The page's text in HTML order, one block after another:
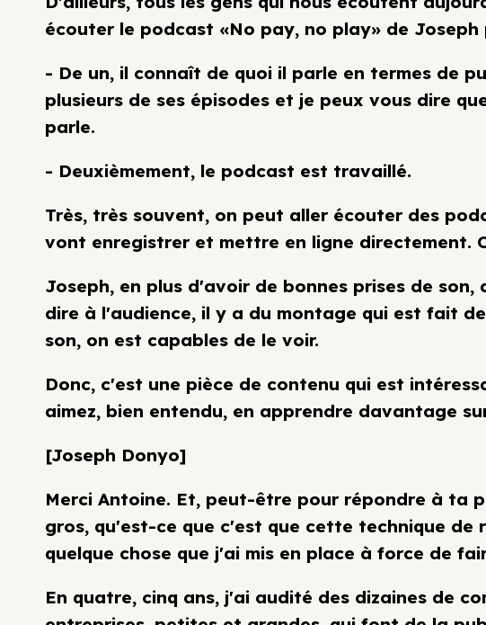
écouter le podcast «No pay, no play» de Joseph
- De un, il connaît de quoi il parle en termes de
plusieurs de ses épisodes et je peux vous dire
parle.
- Deuxièmement, le podcast est travaillé.
Très, très souvent, on peut aller écouter des
vont enregistrer et mettre en ligne directement.
Joseph, en plus d'avoir de bonnes prises de
dire à l'audience, il y a du montage qui est fait
son, on est capables de le voir.
Donc, c'est une pièce de contenu qui est
aimez, bien entendu, en apprendre davantage
[Joseph Donyo]
Merci Antoine. Et, peut-être pour répondre à ta
gros, qu'est-ce que c'est que cette technique de
quelque chose que j'ai mis en place à force de
En quatre, cinq ans, j'ai audité des dizaines de